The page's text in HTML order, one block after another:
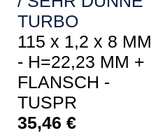
TURBO
115 x 1,2 x 8 MM
- H=22,23 MM +
FLANSCH -
TUSPR
35,46 €